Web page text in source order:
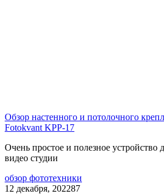
Обзор настенного и потолочного
Fotokvant KPP-17
Очень простое и полезное устройство
видео студии
обзор фототехники
12 декабря, 202287